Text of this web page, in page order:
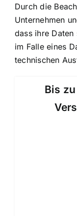
Durch die
Unternehmen
dass ihre
im Falle eines
technischen
Bis